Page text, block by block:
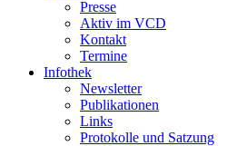
Presse
Aktiv im VCD
Kontakt
Termine
Infothek
Newsletter
Publikationen
Links
Protokolle und Satzung